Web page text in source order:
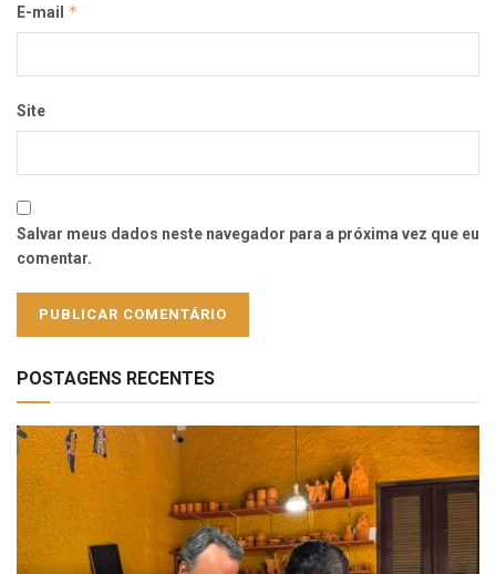
E-mail *
Site
Salvar meus dados neste navegador para a próxima vez que eu
comentar.
POSTAGENS RECENTES